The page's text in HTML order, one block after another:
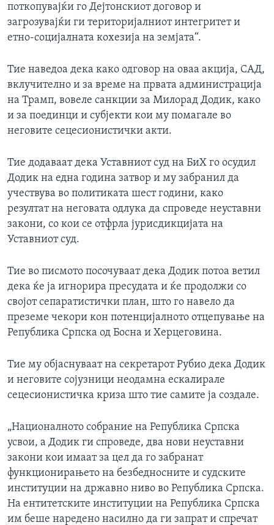
поткопувајќи го Дејтонскиот договор и
загрозувајќи ги територијалниот интегритет и
етно-социјалната кохезија на земјата“.
Тие наведоа дека како одговор на оваа акција, САД,
вклучително и за време на првата администрација
на Трамп, вовеле санкции за Милорад Додик, како
и за поединци и субјекти кои му помагале во
неговите сецесионистички акти.
Тие додаваат дека Уставниот суд на БиХ го осудил
Додик на една година затвор и му забранил да
учествува во политиката шест години, како
резултат на неговата одлука да спроведе неуставни
закони, со кои се отфрла јурисдикцијата на
Уставниот суд.
Тие во писмото посочуваат дека Додик потоа ветил
дека ќе ја игнорира пресудата и ќе продолжи со
својот сепаратистички план, што го навело да
преземе чекори кон потенцијалното отцепување на
Република Српска од Босна и Херцеговина.
Тие му објаснуваат на секретарот Рубио дека Додик
и неговите сојузници неодамна ескалирале
сецесионистичка криза што тие самите ја создале.
„Националното собрание на Република Српска
усвои, а Додик ги спроведе, два нови неуставни
закони кои имаат за цел да го забранат
функционирањето на безбедносните и судските
институции на државно ниво во Република Српска.
На ентитетските институции на Република Српска
им беше наредено насилно да ги запрат и спречат